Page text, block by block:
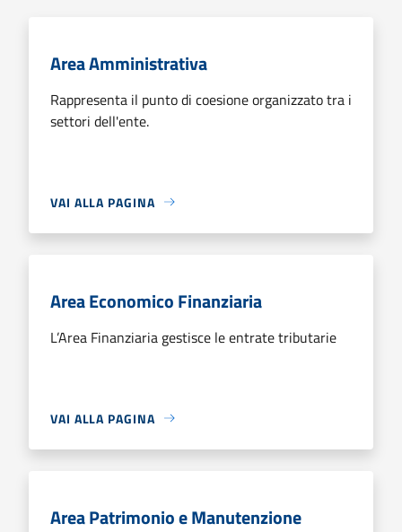
Area Amministrativa
Rappresenta il punto di coesione organizzato tra i
settori dell'ente.
VAI ALLA PAGINA
Area Economico Finanziaria
L’Area Finanziaria gestisce le entrate tributarie
VAI ALLA PAGINA
Area Patrimonio e Manutenzione